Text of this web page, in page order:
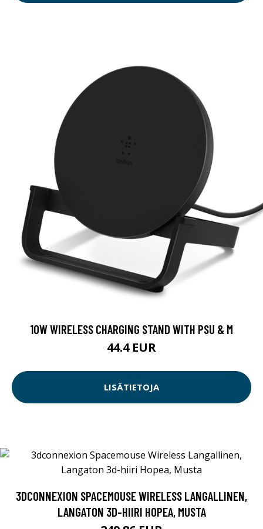
10W WIRELESS CHARGING STAND WITH PSU & M
44.4 EUR
LISÄTIETOJA
3DCONNEXION SPACEMOUSE WIRELESS LANGALLINEN,
LANGATON 3D-HIIRI HOPEA, MUSTA